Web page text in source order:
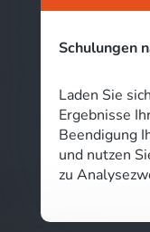
Schulungen
Laden Sie
Ergebnisse
Beendigung
und nutzen
zu